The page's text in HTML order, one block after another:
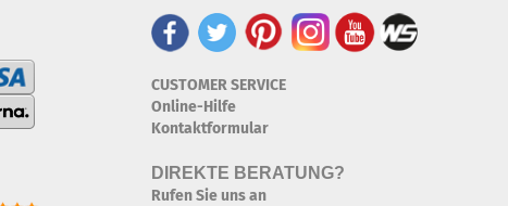
CUSTOMER SERVICE
Online-Hilfe
Kontaktformular
DIREKTE BERATUNG?
Rufen Sie uns an